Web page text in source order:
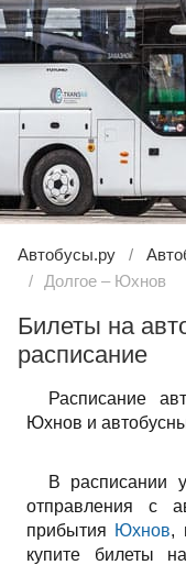
Автобусы.ру
Долгое – Юхнов
Билеты на
расписание
Расписание
Юхнов и
В расписании
отправления с
прибытия Юхнов,
купите билеты